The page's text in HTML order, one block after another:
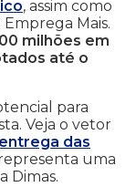
, assim como
Mais.
milhões em
até o
para
Veja o vetor
entrega das
representa uma
Dimas.